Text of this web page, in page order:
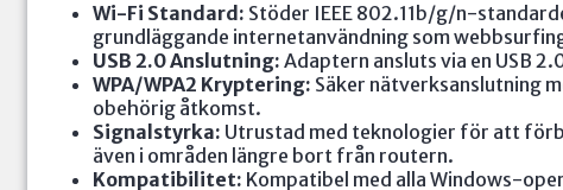
Wi-Fi Standard: Stöder IEEE 802.11b/g/n-
grundläggande internetanvändning som
USB 2.0 Anslutning: Adaptern ansluts via en USB
WPA/WPA2 Kryptering: Säker nätverksanslutning
obehörig åtkomst.
Signalstyrka: Utrustad med teknologier för att
även i områden längre bort från routern.
Kompatibilitet: Kompatibel med alla Windows-